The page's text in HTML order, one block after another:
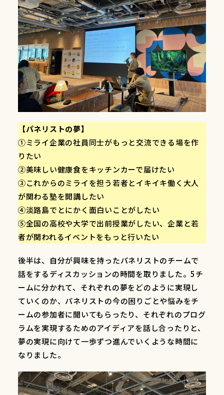
【パネリストの夢】
①ミライ企業の社員同士がもっと交流できる場を作
りたい
②美味しい健康食をキッチンカーで届けたい
③これからのミライを担う若者とイキイキ働く大人
が関わる塾を開講したい
④淡路島でとにかく面白いことがしたい
⑤全国の高校や大学で出前授業がしたい、企業と若
者が関われるイベントをもっと行いたい
後半は、自分が興味を持ったパネリストのチームで
話をするディスカッションの時間を取りました。5チ
ームに分かれて、それぞれの夢をどのように実現し
ていくのか、パネリストの今の困りごとや悩みをチ
ームの参加者に聞いてもらったり、それぞれのプログ
ラムを実現するためのアイディアを話し合ったりと、
夢の実現に向けて一歩ずつ進んでいくような時間に
なりました。